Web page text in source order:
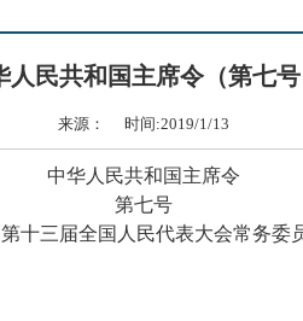
人民共和国主席令（第七号
来源： 时间:2019/1/13
中华人民共和国主席令
第七号
三届全国人民代表大会常务委